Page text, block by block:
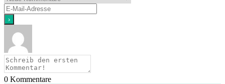
0 Kommentare